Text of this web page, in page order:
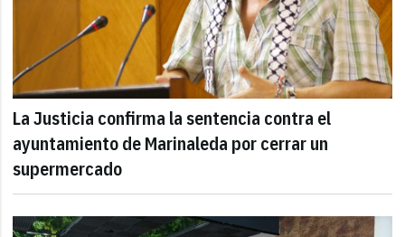
La Justicia confirma la sentencia contra el
ayuntamiento de Marinaleda por cerrar un
supermercado